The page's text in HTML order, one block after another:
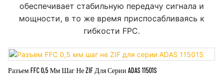
обеспечивает стабильную передачу сигнала и
мощности, в то же время приспосабливаясь к
гибкости FPC.
Разъем FFC 0,5 Мм Шаг Не ZIF Для Серии ADAS 11501S